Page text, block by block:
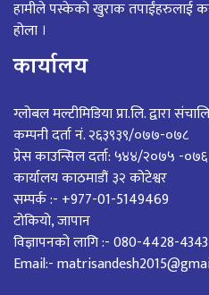
हामीले पस्केको खुराक तपाईंहरुलाई
होला ।
कार्यालय
ग्लोबल मल्टीमिडिया प्रा.लि. द्वारा
कम्पनी दर्ता नं. २६३९३९/०७७-०७८
प्रेस काउन्सिल दर्ता: ५४४/२०७५ -०७६
कार्यालय काठमाडौं ३२ कोटेश्वर
सम्पर्क :- +977-01-5149469
टोकियो, जापान
विज्ञापनको लागि :- 080-4428-4343
Email:-